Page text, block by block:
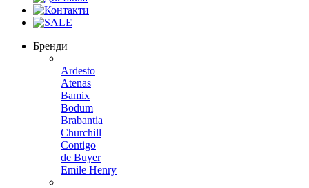
Бренди
Ardesto
Atenas
Bamix
Bodum
Brabantia
Churchill
Contigo
de Buyer
Emile Henry